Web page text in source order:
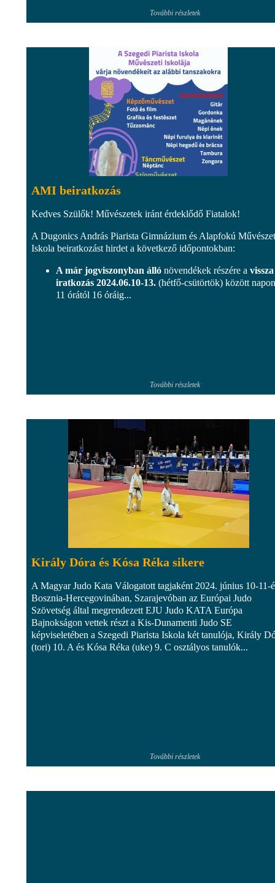
További részletek
AMI beiratkozás
Kedves Szülők! Művészetek iránt érdeklődő Fiatalok!
A Dugonics András Piarista Gimnázium és Alapfokú
Iskola beiratkozást hirdet a következő időpontokban:
A már jogviszonyban álló növendékek részére a vissza
iratkozás 2024.06.10-13. (hétfő-csütörtök) között
11 órától 16 óráig...
További részletek
Király Dóra és Kósa Réka sikere
A Magyar Judo Kata Válogatott tagjaként 2024. június 10-11-
Bosznia-Hercegovinában, Szarajevóban az Európai Judo
Szövetség által megrendezett EJU Judo KATA Európa
Bajnokságon vettek részt a Kis-Dunamenti Judo SE
képviseletében a Szegedi Piarista Iskola két tanulója, Király
(tori) 10. A és Kósa Réka (uke) 9. C osztályos tanulók...
További részletek